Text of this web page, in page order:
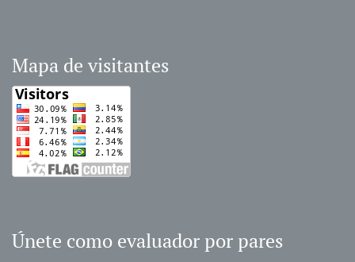
Mapa de visitantes
Únete como evaluador por pares